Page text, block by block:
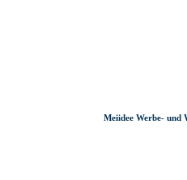
Meiidee Werbe- und